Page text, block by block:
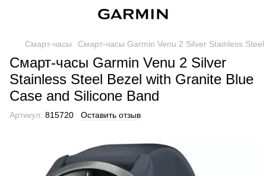
Смарт-часы Смарт-часы Garmin Venu 2 Silver Stainless
Смарт-часы Garmin Venu 2 Silver
Stainless Steel Bezel with Granite Blue
Case and Silicone Band
Артикул: 815720 Оставить отзыв